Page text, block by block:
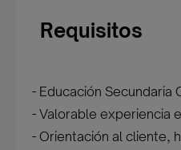
Requisitos
- Educación Secundaria
- Valorable experiencia
- Orientación al cliente,